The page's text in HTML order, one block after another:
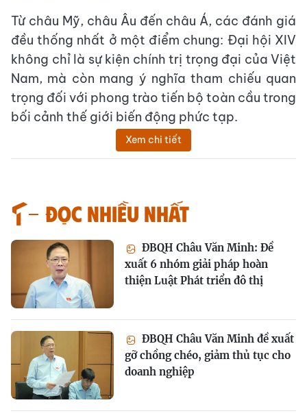
Từ châu Mỹ, châu Âu đến châu Á, các đánh giá
đều thống nhất ở một điểm chung: Đại hội XIV
không chỉ là sự kiện chính trị trọng đại của Việt
Nam, mà còn mang ý nghĩa tham chiếu quan
trọng đối với phong trào tiến bộ toàn cầu trong
bối cảnh thế giới biến động phức tạp.
Xem chi tiết
Đọc nhiều nhất
ĐBQH Châu Văn Minh: Đề
xuất 6 nhóm giải pháp hoàn
thiện Luật Phát triển đô thị
ĐBQH Châu Văn Minh đề xuất
gỡ chồng chéo, giảm thủ tục cho
doanh nghiệp